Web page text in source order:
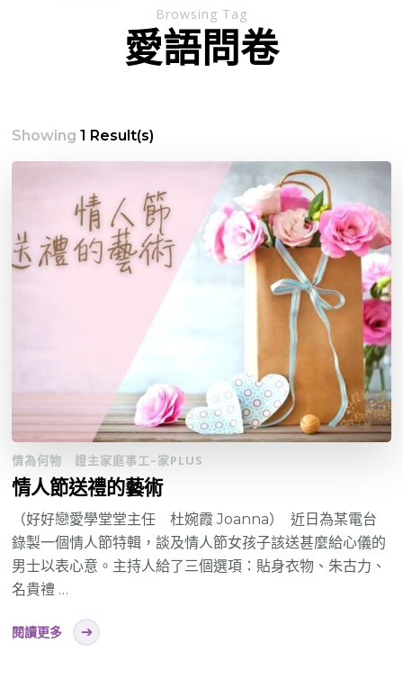
Browsing Tag
愛語問卷
Showing1 Result(s)
情為何物 證主家庭事工–家PLUS
情人節送禮的藝術
（好好戀愛學堂堂主任 杜婉霞 Joanna） 近日為某電台
錄製一個情人節特輯，談及情人節女孩子該送甚麼給心儀的
男士以表心意。主持人給了三個選項：貼身衣物、朱古力、
名貴禮 …
閱讀更多